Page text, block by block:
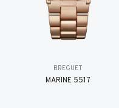
BREGUET
MARINE 5517